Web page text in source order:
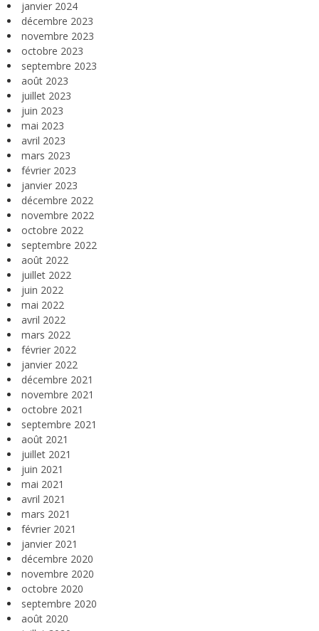
janvier 2024
décembre 2023
novembre 2023
octobre 2023
septembre 2023
août 2023
juillet 2023
juin 2023
mai 2023
avril 2023
mars 2023
février 2023
janvier 2023
décembre 2022
novembre 2022
octobre 2022
septembre 2022
août 2022
juillet 2022
juin 2022
mai 2022
avril 2022
mars 2022
février 2022
janvier 2022
décembre 2021
novembre 2021
octobre 2021
septembre 2021
août 2021
juillet 2021
juin 2021
mai 2021
avril 2021
mars 2021
février 2021
janvier 2021
décembre 2020
novembre 2020
octobre 2020
septembre 2020
août 2020